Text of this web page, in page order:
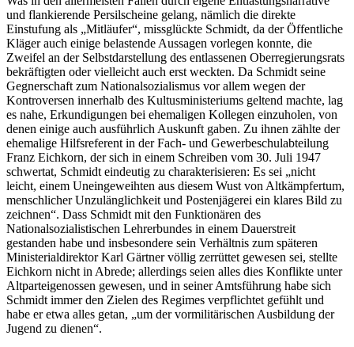
und flankierende Persilscheine gelang, nämlich die direkte
Einstufung als „Mitläufer“, missglückte Schmidt, da der Öffentliche
Kläger auch einige belastende Aussagen vorlegen konnte, die
Zweifel an der Selbstdarstellung des entlassenen Oberregierungsrats
bekräftigten oder vielleicht auch erst weckten. Da Schmidt seine
Gegnerschaft zum Nationalsozialismus vor allem wegen der
Kontroversen innerhalb des Kultusministeriums geltend machte, lag
es nahe, Erkundigungen bei ehemaligen Kollegen einzuholen, von
denen einige auch ausführlich Auskunft gaben. Zu ihnen zählte der
ehemalige Hilfsreferent in der Fach- und Gewerbeschulabteilung
Franz Eichkorn, der sich in einem Schreiben vom 30. Juli 1947
schwertat, Schmidt eindeutig zu charakterisieren: Es sei „nicht
leicht, einem Uneingeweihten aus diesem Wust von Altkämpfertum,
menschlicher Unzulänglichkeit und Postenjägerei ein klares Bild zu
zeichnen“. Dass Schmidt mit den Funktionären des
Nationalsozialistischen Lehrerbundes in einem Dauerstreit
gestanden habe und insbesondere sein Verhältnis zum späteren
Ministerialdirektor Karl Gärtner völlig zerrüttet gewesen sei, stellte
Eichkorn nicht in Abrede; allerdings seien alles dies Konflikte unter
Altparteigenossen gewesen, und in seiner Amtsführung habe sich
Schmidt immer den Zielen des Regimes verpflichtet gefühlt und
habe er etwa alles getan, „um der vormilitärischen Ausbildung der
Jugend zu dienen“.